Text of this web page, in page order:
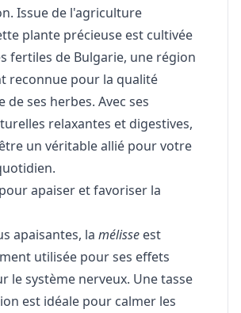
Issue de l'agriculture
plante précieuse est cultivée
fertiles de Bulgarie, une région
reconnue pour la qualité
de ses herbes. Avec ses
relaxantes et digestives,
un véritable allié pour votre
apaiser et favoriser la
apaisantes, la mélisse est
utilisée pour ses effets
le système nerveux. Une tasse
est idéale pour calmer les